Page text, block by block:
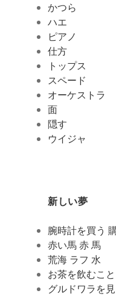
かつら
ハエ
ピアノ
仕方
トップス
スペード
オーケストラ
面
隠す
ウイジャ
新しい夢
腕時計を買う
赤い馬 赤 馬
荒海 ラフ 水
お茶を飲むこ
グルドワラを